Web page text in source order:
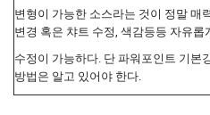
변형이 가능한 소스라는 것이 정말 매
변경 혹은 챠트 수정, 색감등등 자유롭
수정이 가능하다. 단 파워포인트 기본
방법은 알고 있어야 한다.